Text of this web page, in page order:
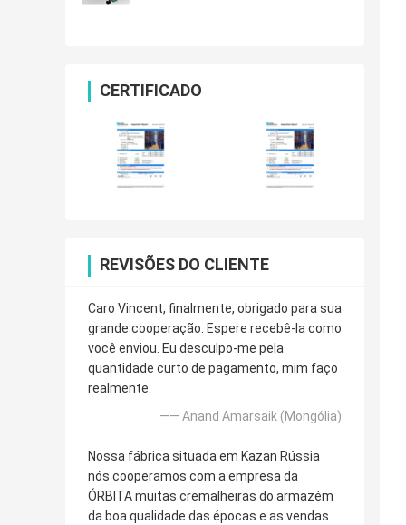
CERTIFICADO
REVISÕES DO CLIENTE
Caro Vincent, finalmente, obrigado para sua
grande cooperação. Espere recebê-la como
você enviou. Eu desculpo-me pela
quantidade curto de pagamento, mim faço
realmente.
—— Anand Amarsaik (Mongólia)
Nossa fábrica situada em Kazan Rússia
nós cooperamos com a empresa da
ÓRBITA muitas cremalheiras do armazém
da boa qualidade das épocas e as vendas